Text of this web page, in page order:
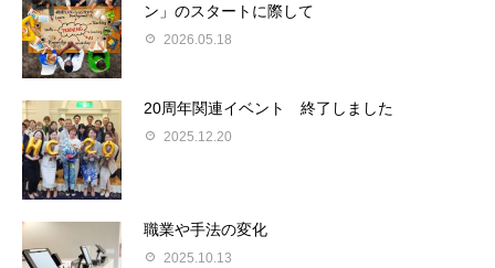
ン」のスタートに際して
2026.05.18
20周年関連イベント 終了しました
2025.12.20
職業や手法の変化
2025.10.13